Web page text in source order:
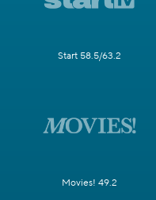
Start 58.5/63.2
Movies! 49.2